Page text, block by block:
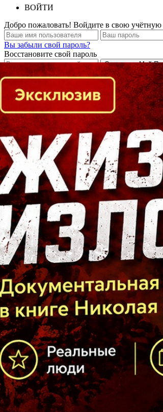
ВОЙТИ
Добро пожаловать! Войдите в свою учётную
Вы забыли свой пароль?
Восстановите свой пароль
Кто есть кто в Байкальском регионе